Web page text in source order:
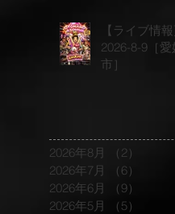
【ライブ情報
2026-8-9［
市］
2026年8月 （2）
2026年7月
（6）
2026年6月
（9）
2026年5月
（5）